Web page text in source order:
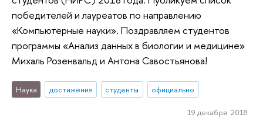
победителей и лауреатов по направлению
«Компьютерные науки». Поздравляем студентов
программы «Анализ данных в биологии и медицине»
Михаль Розенвальд и Антона Савостьянова!
Наука достижения студенты официально
19 декабря 2018